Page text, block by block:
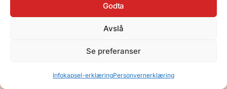
Godta
Avslå
Se preferanser
Infokapsel-erklæringPersonvernerklæring
GeneratePress•Hosted by